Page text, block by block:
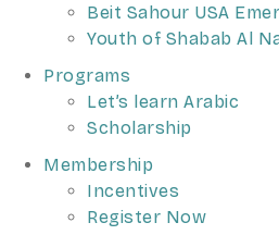
Beit Sahour USA
Programs
Let’s learn Arabic
Scholarship
Membership
Incentives
Register Now